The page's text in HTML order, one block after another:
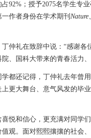
92%；授予2075名学生专
作者身份在学术期刊 Nature
礼在致辞中说：“感谢各
、国科大带来的青春活力
还记得，丁仲礼去年曾用
更大舞台、意气风发的毕
和信心，更充满对同学们
观。面对熙熙攘攘的社会